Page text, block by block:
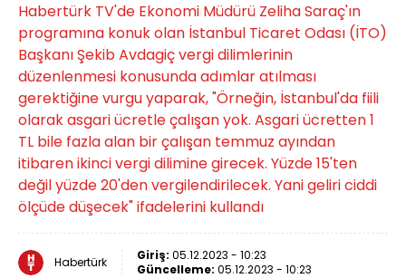
Habertürk TV'de Ekonomi Müdürü Zeliha Saraç'ın
programına konuk olan İstanbul Ticaret Odası (İTO)
Başkanı Şekib Avdagiç vergi dilimlerinin
düzenlenmesi konusunda adımlar atılması
gerektiğine vurgu yaparak, "Örneğin, İstanbul'da fiili
olarak asgari ücretle çalışan yok. Asgari ücretten 1
TL bile fazla alan bir çalışan temmuz ayından
itibaren ikinci vergi dilimine girecek. Yüzde 15'ten
değil yüzde 20'den vergilendirilecek. Yani geliri ciddi
ölçüde düşecek" ifadelerini kullandı
Habertürk Giriş: 05.12.2023 - 10:23
Güncelleme: 05.12.2023 - 10:23